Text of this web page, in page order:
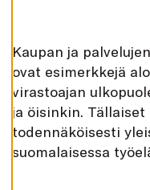
K
K
I
E
V
T
E
E
T
Kaupan ja
ovat esimerkkejä
virastoajan
ja öisinkin.
todennäköisesti
suomalaisessa